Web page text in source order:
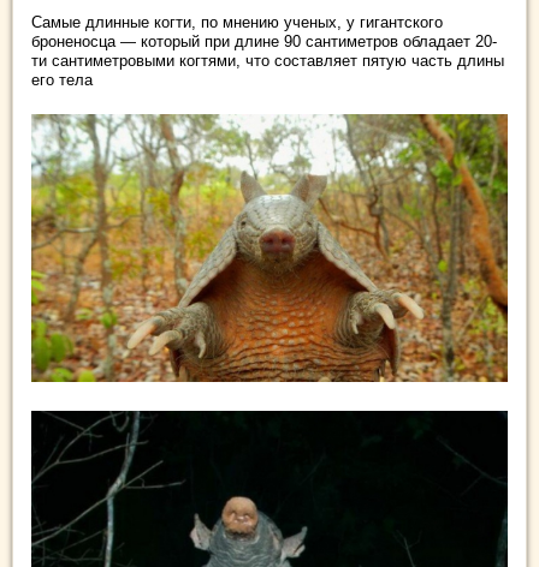
Самые длинные когти, по мнению ученых, у гигантского
броненосца — который при длине 90 сантиметров обладает 20-
ти сантиметровыми когтями, что составляет пятую часть длины
его тела